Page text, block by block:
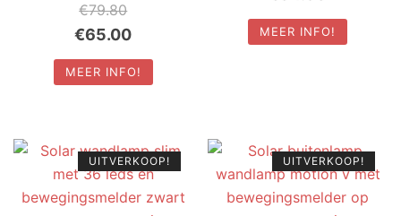
€79.80
Oorspronkelijke
prijs
was:
€65.00Huidige
prijs
is:
MEER INFO!
prijs
was:
prijs
is:
MEER INFO!
UITVERKOOP! UITVERKOOP!